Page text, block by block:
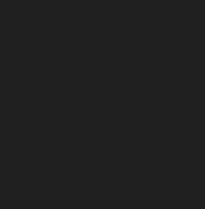
NASTAVLJENA ISTRAGA NAKON
Policija traga za
Mrvaljevića,
Ni nakon 18 sati nije
ubica, navodno, u potiljak